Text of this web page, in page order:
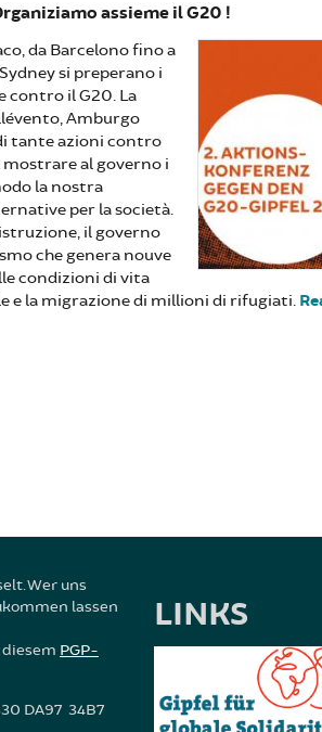
assieme il G20 !
da Barcelono fino a
si preperano i
contro il G20. La
Amburgo
tante azioni contro
al governo i
la nostra
per la società.
il governo
che genera nouve
condizioni di vita
e la migrazione di millioni di rifugiati.
Wer uns
lassen
PGP-
DA97 34B7
LINKS